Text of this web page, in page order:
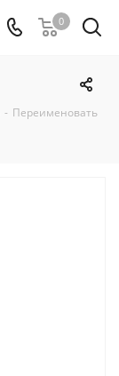
0
- Переименовать